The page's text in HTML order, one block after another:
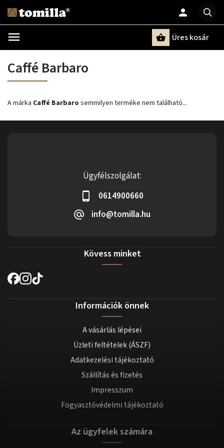
Üres kosár
Caffé Barbaro
A márka Caffé Barbaro semmilyen terméke nem található...
Ügyfélszolgálat:
0614900660
info@tomilla.hu
Kövess minket
Információk önnek
A vásárlás lépései
Üzleti feltételek (ÁSZF)
Adatkezelési tájékoztató
Szállítás és fizetés
Impresszum
Fogyasztóvédelmi tájékoztató
Az ügyfelek számára